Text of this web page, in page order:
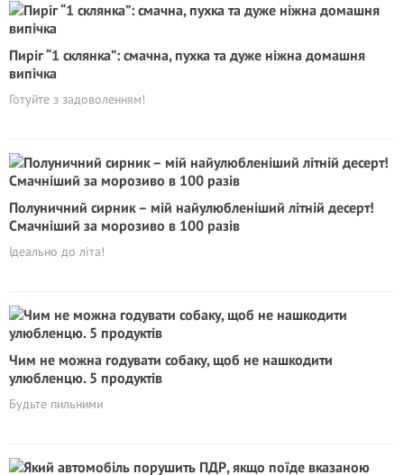
Пиріг “1 склянка”: смачна, пухка та дуже ніжна домашня
випічка
Готуйте з задоволенням!
Полуничний сирник – мій найулюбленіший літній десерт!
Смачніший за морозиво в 100 разів
Ідеально до літа!
Чим не можна годувати собаку, щоб не нашкодити
улюбленцю. 5 продуктів
Будьте пильними